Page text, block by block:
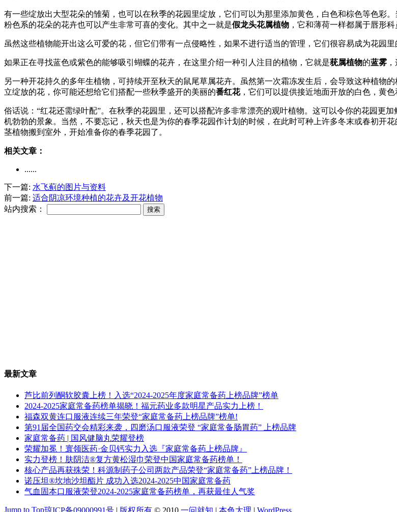
有一些绽放出大型花朵的雏菊，也可以在秋季的花园里绽放，它们可以为那里添加黄色，白色和棕色等色彩
粉色系的花朵的花卉也可以产生非常可喜的变化。其中之一就是假龙头花属植物 ，它和薄荷一样都属于唇形
虽然这些植物能开出这么可爱的花，但它们带有一点侵略性，如果不进行适当的管理，它们很容易成为花园里
如果正在寻找蓝色或紫色的能够吸引蝴蝶的花卉，在这里介绍一种引人注目的植物，它就是莸属植物的蓝雾
另一种开花持久的多年生植物，可持续开至秋天的鼠尾草属花卉。虽然第一次霜冻发生后，会导致这种植物
立绽放的花，你可能还想给它们搭配一些秋季盛开的美丽的番红花，它们可以提供接近地面开放的白色，黄
俗话说：“红花还需绿叶配”。在秋季的花园里，还可以搭配许多非常漂亮的观叶植物。这可以令你的花园更
机勃勃的景象。当然，不要忘记，秋天也是为你的春季花园作计划的时候，在此时可种上许多冬末或春初开花
茎植物搬到室外，开始准备你的春季花园了。
相关文章：
......
下一篇: 水飞蓟的图片与资料
前一篇: 适合阴凉环境种植的花卉及开花植物
站内搜索：
最新文章
芦比前列酮软胶囊上榜！入选“2024-2025年度家庭常备药上榜品牌”榜单
2024-2025家庭常备药榜单揭晓！福元药业多款明星产品实力上榜！
福森双黄连口服液连续三年荣登“家庭常备药上榜品牌”榜单!
第91届全国药交会精彩来袭，四磨汤口服液荣登 “家庭常备肠胃药” 上榜品牌
家庭常备药 | 国风健脑丸荣耀登榜
荣耀加冕！寰领医药·金贝钙实力入选『家庭常备药上榜品牌』
实力登榜！肤阴洁®复方黄松湿巾荣登中国家庭常备药榜单！
核心产品再获殊荣！科源制药子公司两款产品荣登“家庭常备药”上榜品牌！
诺压坦®坎地沙坦酯片 成功入选2024-2025中国家庭常备药
气血固本口服液荣登2024-2025家庭常备药榜单，再获最佳人气奖
Jump to Top